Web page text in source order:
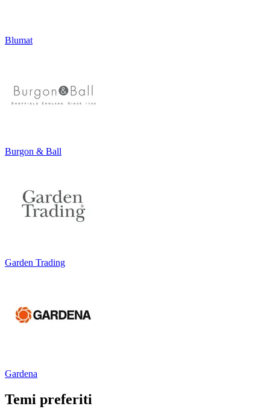
Blumat
Burgon & Ball
Garden Trading
Gardena
Temi preferiti